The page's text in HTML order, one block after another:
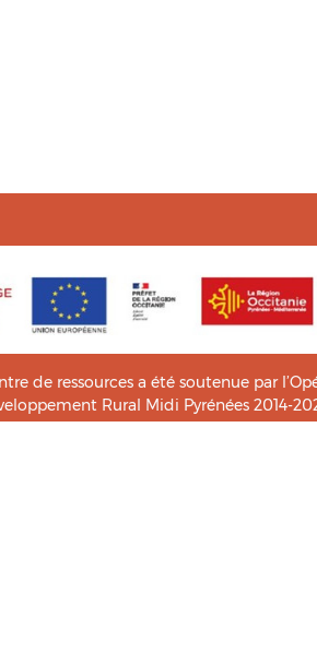
de ressources a été soutenue par
Rural Midi Pyrénées 2014-
de connaissance et de pratiques.